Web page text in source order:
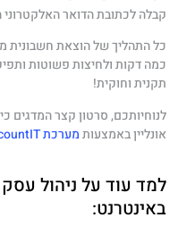
קבלה לכתובת הדואר האלקטרוני
כל התהליך של הוצאת חשבונית
כמה דקות ולחיצות פשוטות
תקנית וחוקית!
לנוחיותכם, סרטון קצר המדגים
אונליין באמצעותמערכת AccountIT
למד עוד על ניהול
באינטרנט: